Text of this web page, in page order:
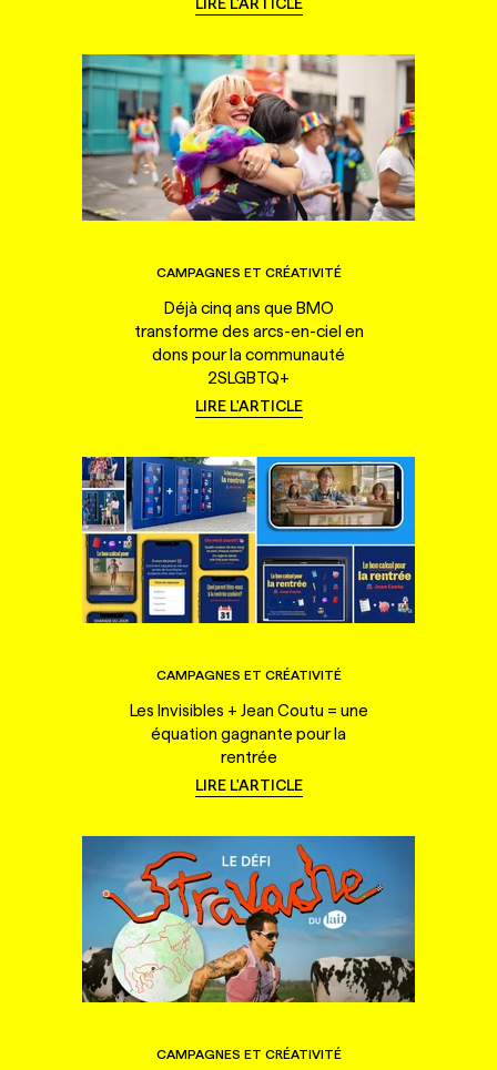
CAMPAGNES ET CRÉATIVITÉ
Déjà cinq ans que BMO
transforme des arcs-en-ciel en
dons pour la communauté
2SLGBTQ+
LIRE L'ARTICLE
CAMPAGNES ET CRÉATIVITÉ
Les Invisibles + Jean Coutu = une
équation gagnante pour la
rentrée
LIRE L'ARTICLE
CAMPAGNES ET CRÉATIVITÉ